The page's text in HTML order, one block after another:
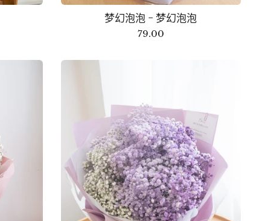
梦幻泡泡 - 梦幻泡泡
79.00